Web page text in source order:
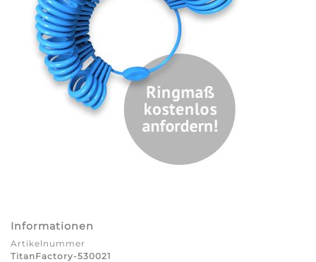
Informationen
Artikelnummer
TitanFactory-530021